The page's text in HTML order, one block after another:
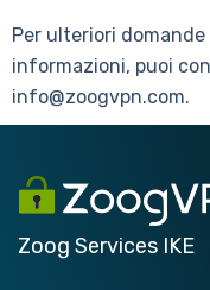
Per ulteriori
informazioni, puoi
info@zoogvpn.com.
Zoog Services IKE